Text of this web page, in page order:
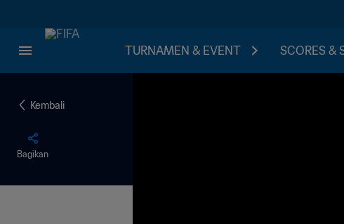
TURNAMEN & EVENT SCORES &
Kembali
Bagikan